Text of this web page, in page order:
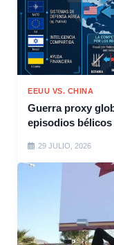
EEUU VS. CHINA
Guerra proxy
episodios
29 JULIO, 2026